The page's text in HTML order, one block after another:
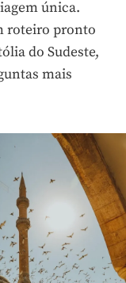
única.
roteiro pronto
do Sudeste,
mais